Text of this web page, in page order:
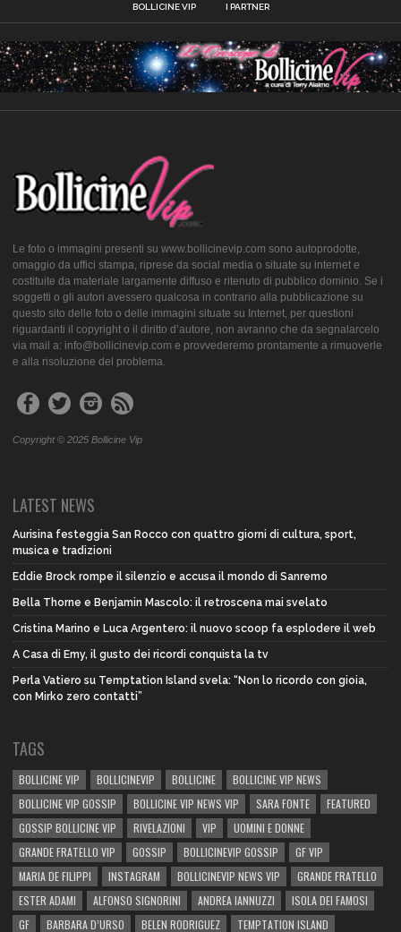
BOLLICINE VIP I PARTNER
Le foto o immagini presenti su www.bollicinevip.com sono autoprodotte,
omaggio da uffici stampa, riprese da social media o situate su internet e
costituite da materiale largamente diffuso e ritenuto di pubblico dominio. Se i
soggetti o gli autori avessero qualcosa in contrario alla pubblicazione su
questo sito delle foto o delle immagini situate su Internet, per questioni
riguardanti il copyright o il diritto d’autore, non avranno che da segnalarcelo
via mail a: info@bollicinevip.com e provvederemo prontamente a rimuoverle
e alla risoluzione del problema.
Copyright © 2025 Bollicine Vip
LATEST NEWS
Aurisina festeggia San Rocco con quattro giorni di cultura, sport,
musica e tradizioni
Eddie Brock rompe il silenzio e accusa il mondo di Sanremo
Bella Thorne e Benjamin Mascolo: il retroscena mai svelato
Cristina Marino e Luca Argentero: il nuovo scoop fa esplodere il web
A Casa di Emy, il gusto dei ricordi conquista la tv
Perla Vatiero su Temptation Island svela: “Non lo ricordo con gioia,
con Mirko zero contatti”
TAGS
BOLLICINE VIP BOLLICINEVIP BOLLICINE
BOLLICINE VIP NEWS
BOLLICINE VIP GOSSIP
BOLLICINE VIP NEWS VIP SARA FONTE
FEATURED
GOSSIP BOLLICINE VIP
RIVELAZIONI VIP
UOMINI E DONNE
GRANDE FRATELLO VIP
GOSSIP BOLLICINEVIP GOSSIP
GF VIP
MARIA DE FILIPPI
INSTAGRAM BOLLICINEVIP NEWS VIP
GRANDE FRATELLO
ESTER ADAMI
ALFONSO SIGNORINI ANDREA IANNUZZI
ISOLA DEI FAMOSI
GF
BARBARA D’URSO BELEN RODRIGUEZ TEMPTATION ISLAND